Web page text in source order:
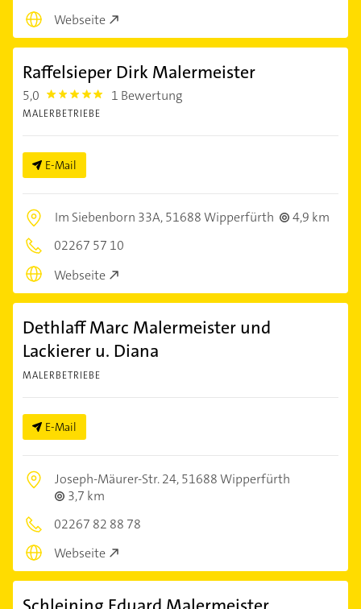
Webseite
Raffelsieper Dirk Malermeister
5,0 5.0 1 Bewertung
MALERBETRIEBE
E-Mail
Im Siebenborn 33A,51688 Wipperfürth
4,9 km
02267 57 10
Webseite
Dethlaff Marc Malermeister und
Lackierer u. Diana
MALERBETRIEBE
E-Mail
Joseph-Mäurer-Str. 24,51688 Wipperfürth
3,7 km
02267 82 88 78
Webseite